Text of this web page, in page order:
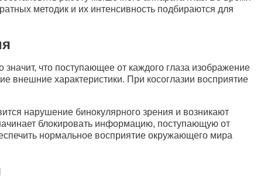
методик и их интенсивность подбираются для
что поступающее от каждого глаза изображение
внешние характеристики. При косоглазии восприятие
нарушение бинокулярного зрения и возникают
блокировать информацию, поступающую от
нормальное восприятие окружающего мира